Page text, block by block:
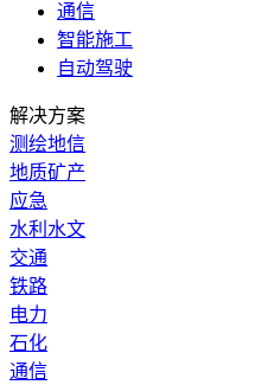
通信
智能施工
自动驾驶
解决方案
测绘地信
地质矿产
应急
水利水文
交通
铁路
电力
石化
通信